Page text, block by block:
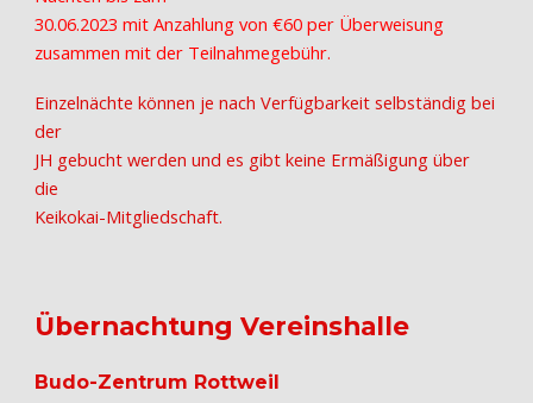
30.06.2023 mit Anzahlung von €60 per Überweisung
zusammen mit der Teilnahmegebühr.
Einzelnächte können je nach Verfügbarkeit selbständig bei
der
JH gebucht werden und es gibt keine Ermäßigung über
die
Keikokai-Mitgliedschaft.
ÜbernachtungVereinshalle
Budo-Zentrum Rottweil